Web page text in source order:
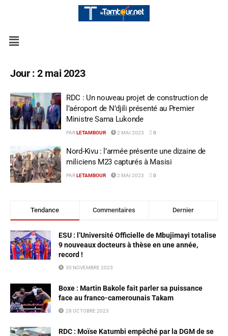
Jour :2 mai 2023
RDC : Un nouveau projet de construction de
l’aéroport de N’djili présenté au Premier
Ministre Sama Lukonde
PAR LETAMBOUR 2 MAI 2023 0
Nord-Kivu : l’armée présente une dizaine de
miliciens M23 capturés à Masisi
PAR LETAMBOUR 2 MAI 2023 0
Tendance Commentaires Dernier
ESU : l’Université Officielle de Mbujimayi totalise
9 nouveaux docteurs à thèse en une année,
record !
30 NOVEMBRE 2023
Boxe : Martin Bakole fait parler sa puissance
face au franco-camerounais Takam
28 OCTOBRE 2023
RDC : Moïse Katumbi empêché par la DGM de se